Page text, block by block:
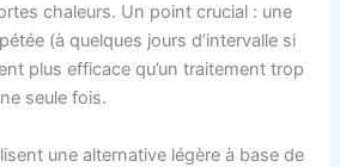
chaleurs. Un point crucial : une
(à quelques jours d’intervalle si
plus efficace qu’un traitement trop
seule fois.
une alternative légère à base de